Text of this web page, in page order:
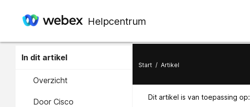
Helpcentrum
In dit artikel
Overzicht
Door Cisco
Start / Artikel
Dit artikel is van toepassing op: